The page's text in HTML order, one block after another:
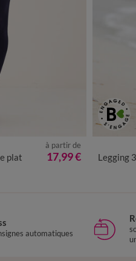
54
56
plat
à partir de
17,99 € Legging 3/
automatiques